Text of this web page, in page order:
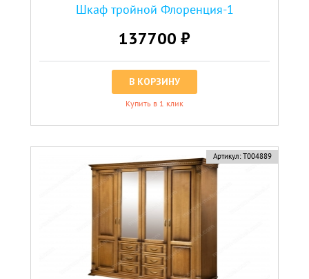
Шкаф тройной Флоренция-1
137700 ₽
В КОРЗИНУ
Купить в 1 клик
Артикул: Т004889